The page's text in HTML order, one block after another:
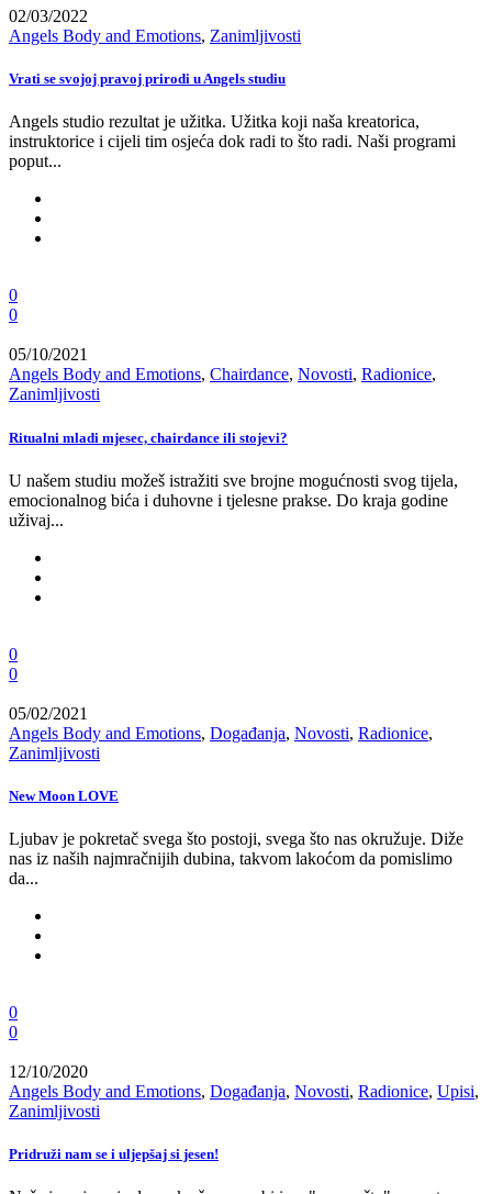
02/03/2022
Angels Body and Emotions, Zanimljivosti
Vrati se svojoj pravoj prirodi u Angels studiu
Angels studio rezultat je užitka. Užitka koji naša kreatorica,
instruktorice i cijeli tim osjeća dok radi to što radi. Naši programi
poput...
0
0
05/10/2021
Angels Body and Emotions, Chairdance, Novosti, Radionice,
Zanimljivosti
Ritualni mladi mjesec, chairdance ili stojevi?
U našem studiu možeš istražiti sve brojne mogućnosti svog tijela,
emocionalnog bića i duhovne i tjelesne prakse. Do kraja godine
uživaj...
0
0
05/02/2021
Angels Body and Emotions, Događanja, Novosti, Radionice,
Zanimljivosti
New Moon LOVE
Ljubav je pokretač svega što postoji, svega što nas okružuje. Diže
nas iz naših najmračnijih dubina, takvom lakoćom da pomislimo
da...
0
0
12/10/2020
Angels Body and Emotions, Događanja, Novosti, Radionice, Upisi,
Zanimljivosti
Pridruži nam se i uljepšaj si jesen!